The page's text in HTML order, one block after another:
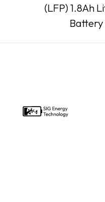
(LFP) 1.8Ah
Battery